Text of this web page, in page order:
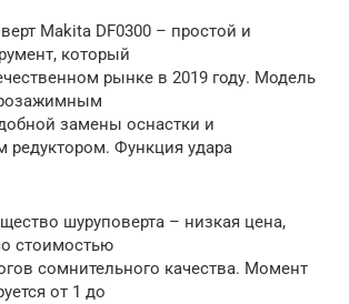
Makita DF0300 – простой и
который
рынке в 2019 году. Модель
замены оснастки и
редуктором. Функция удара
шуруповерта – низкая цена,
стоимостью
сомнительного качества. Момент
от 1 до